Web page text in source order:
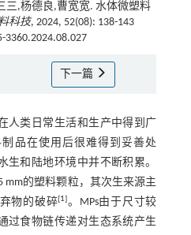
三,杨德良,曹宽宽. 水体微塑料
科技, 2024, 52(08): 138-143
3360.2024.08.027
下一篇
人类日常生活和生产中得到广
品在使用后很难得到妥善处
生和陆地环境中并不断积累。
mm的塑料颗粒，其次生来源主
物的破碎[1]。MPs由于尺寸较
过食物链传递对生态系统产生